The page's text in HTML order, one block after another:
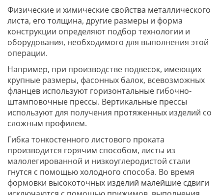
Физические и химические свойства металлического
листа, его толщина, другие размеры и форма
конструкции определяют подбор технологии и
оборудования, необходимого для выполнения этой
операции.
Например, при производстве подвесок, имеющих
крупные размеры, фасонных балок, всевозможных
фланцев используют горизонтальные гибочно-
штамповочные прессы. Вертикальные прессы
используют для получения протяженных изделий со
сложным профилем.
Гибка тонкостенного листового проката
производится горячим способом, листы из
малолегированной и низкоуглеродистой стали
гнутся с помощью холодного способа. Во время
формовки высокоточных изделий малейшие сдвиги